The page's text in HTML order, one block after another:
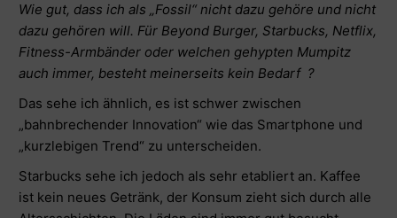
Wie gut, dass ich als „Fossil“ nicht dazu gehöre und nicht
dazu gehören will. Für Beyond Burger, Starbucks, Netflix,
Fitness-Armbänder oder welchen gehypten Mumpitz
auch immer, besteht meinerseits kein Bedarf ?
Das sehe ich ähnlich, es ist schwer zwischen
„bahnbrechender Innovation“ wie das Smartphone und
„kurzlebigen Trend“ zu unterscheiden.
Starbucks sehe ich jedoch als sehr etabliert an. Kaffee
ist kein neues Getränk, der Konsum zieht sich durch alle